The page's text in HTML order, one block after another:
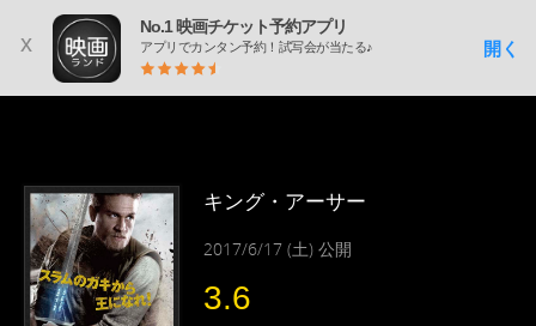
x
No.1 映画チケット予約アプリ
アプリでカンタン予約！試写会が当たる♪ 開く
キング・アーサー
2017/6/17 (土) 公開
3.6